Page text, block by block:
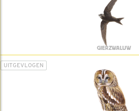
GIERZWALUW
UITGEVLOGEN